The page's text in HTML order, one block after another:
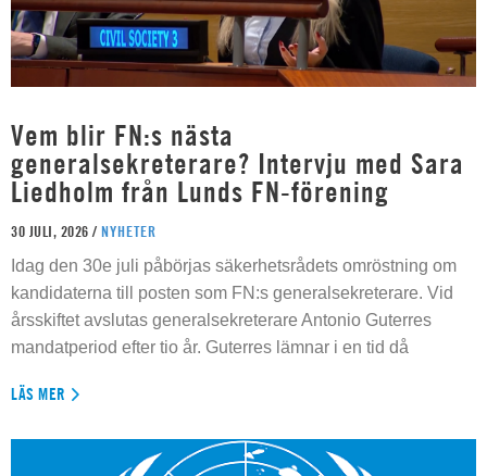
Vem blir FN:s nästa
generalsekreterare? Intervju med Sara
Liedholm från Lunds FN-förening
30 JULI, 2026 / NYHETER
Idag den 30e juli påbörjas säkerhetsrådets omröstning om
kandidaterna till posten som FN:s generalsekreterare. Vid
årsskiftet avslutas generalsekreterare Antonio Guterres
mandatperiod efter tio år. Guterres lämnar i en tid då
LÄS MER